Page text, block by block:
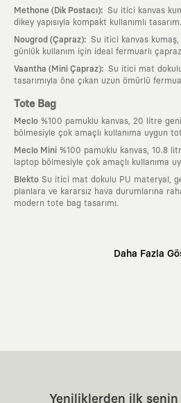
Methone (Dik Postacı): Su itici kanvas
dikey yapısıyla kompakt kullanımlı tasarım.
Nougrod (Çapraz): Su itici kanvas kumaş,
günlük kullanım için ideal fermuarlı
Vaantha (Mini Çapraz): Su itici mat
tasarımıyla öne çıkan uzun ömürlü
Tote Bag
Meclo %100 pamuklu kanvas, 20 litre
bölmesiyle çok amaçlı kullanıma uygun
Meclo Mini %100 pamuklu kanvas, 10.8
laptop bölmesiyle çok amaçlı kullanıma
Blekto Su itici mat dokulu PU materyal,
planlara ve kararsız hava durumlarına
modern tote bag tasarımı.
dolabının en değerli parçası olarak
Yaratıcı Bir Topluluk
KAFT, keşfetmeyi
Daha Fazla
Yeniliklerden ilk